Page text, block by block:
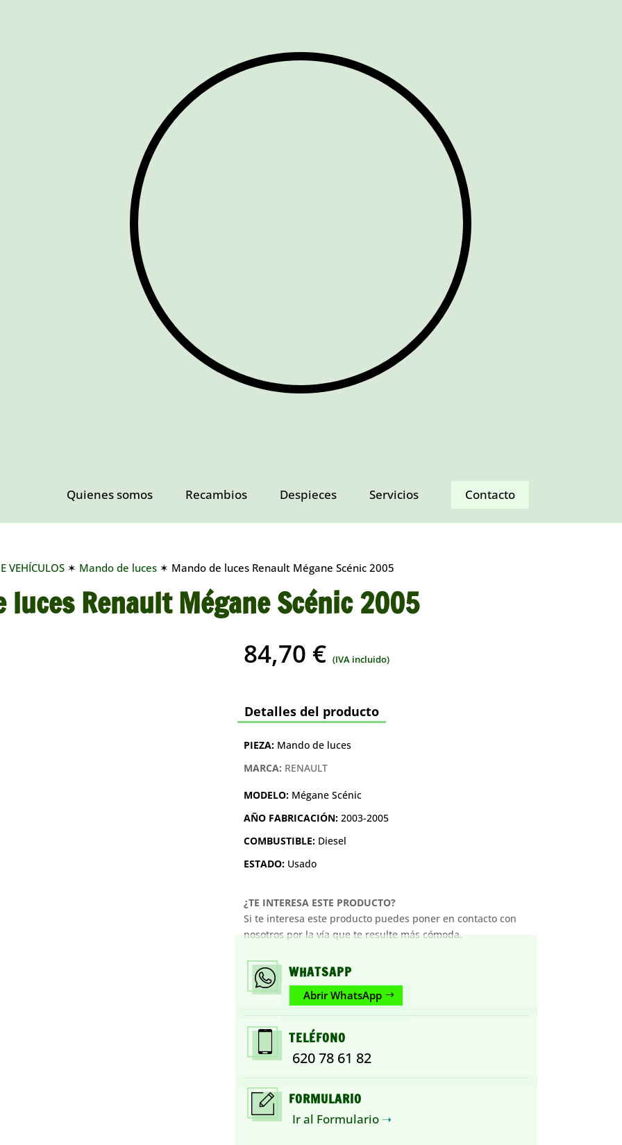
Quienes somos Recambios Despieces Servicios Contacto
VEHÍCULOS ✶ Mando de luces ✶ Mando de luces Renault Mégane Scénic 2005
luces Renault Mégane Scénic 2005
84,70 € (IVA incluido)
Detalles del producto
PIEZA: Mando de luces
MARCA: RENAULT
MODELO: Mégane Scénic
AÑO FABRICACIÓN: 2003-2005
COMBUSTIBLE: Diesel
ESTADO: Usado
¿TE INTERESA ESTE PRODUCTO?
Si te interesa este producto puedes poner en contacto con
nosotros por la vía que te resulte más cómoda.
WHATSAPP
Abrir WhatsApp
TELÉFONO
620 78 61 82
FORMULARIO
Ir al Formulario ➝